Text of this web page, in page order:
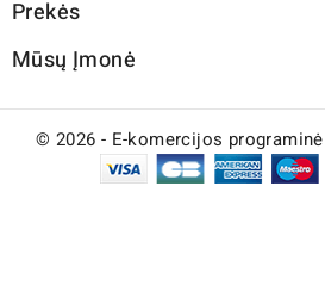
Prekės
Mūsų Įmonė
© 2026 - E-komercijos